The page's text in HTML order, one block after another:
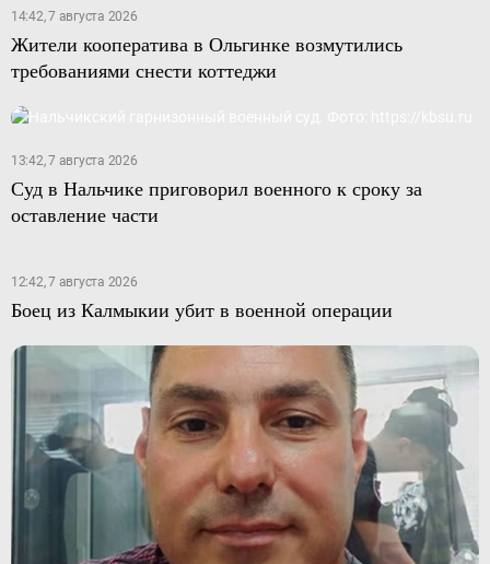
14:42, 7 августа 2026
Жители кооператива в Ольгинке возмутились
требованиями снести коттеджи
13:42, 7 августа 2026
Суд в Нальчике приговорил военного к сроку за
оставление части
12:42, 7 августа 2026
Боец из Калмыкии убит в военной операции